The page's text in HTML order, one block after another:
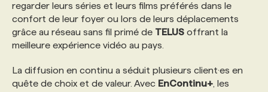
NOS TARIFS
PROGRAMMES DE SUBVENTIONS
FAQ
ANNONCEZ AVEC NOUS
regarder leurs séries et leurs films préférés dans le
confort de leur foyer ou lors de leurs déplacements
grâce au réseau sans fil primé de TELUS offrant la
meilleure expérience vidéo au pays.
La diffusion en continu a séduit plusieurs client·es en
quête de choix et de valeur. Avec EnContinu+ , les